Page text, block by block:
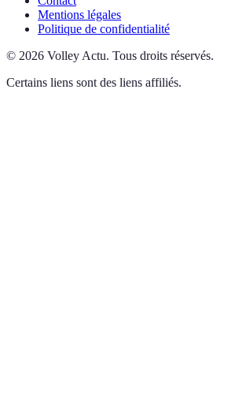
Mentions légales
Politique de confidentialité
© 2026 Volley Actu. Tous droits réservés.
Certains liens sont des liens affiliés.